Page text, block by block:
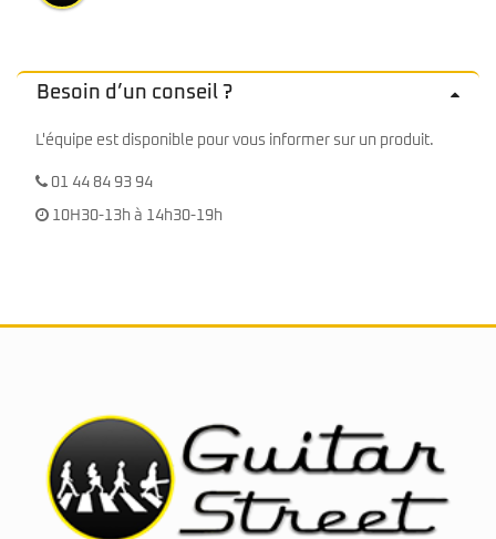
Besoin d’un conseil ?
L'équipe est disponible pour vous informer sur un produit.
01 44 84 93 94
10H30-13h à 14h30-19h